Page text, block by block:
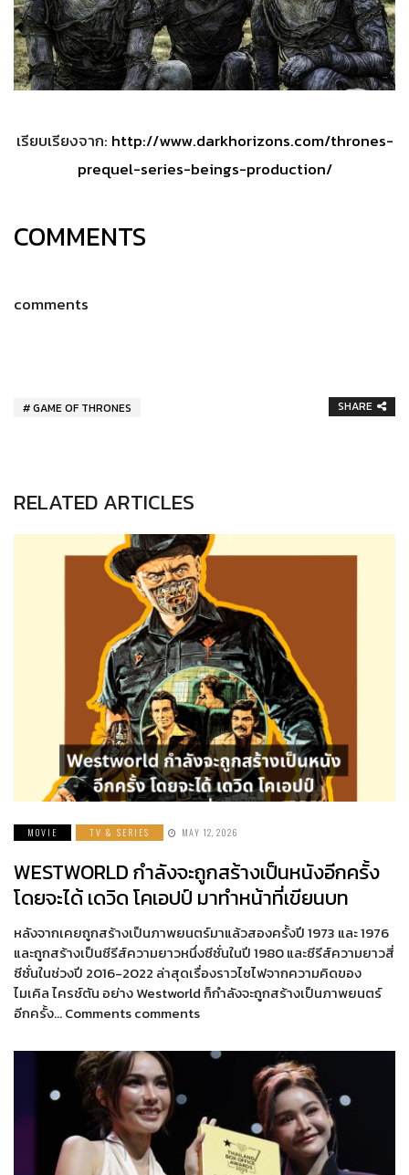
เรียบเรียงจาก: http://www.darkhorizons.com/thrones-
prequel-series-beings-production/
COMMENTS
comments
GAME OF THRONES SHARE
RELATED ARTICLES
MOVIE TV & SERIES MAY 12, 2026
WESTWORLD กำลังจะถูกสร้างเป็นหนังอีกครั้ง
โดยจะได้ เดวิด โคเอปป์ มาทำหน้าที่เขียนบท
หลังจากเคยถูกสร้างเป็นภาพยนตร์มาแล้วสองครั้งปี 1973 และ 1976
และถูกสร้างเป็นซีรีส์ความยาวหนึ่งซีซั่นในปี 1980 และซีรีส์ความยาวสี่
ซีซั่นในช่วงปี 2016-2022 ล่าสุดเรื่องราวไซไฟจากความคิดของ
ไมเคิล ไครช์ตัน อย่าง Westworld ก็กำลังจะถูกสร้างเป็นภาพยนตร์
อีกครั้ง… Comments comments